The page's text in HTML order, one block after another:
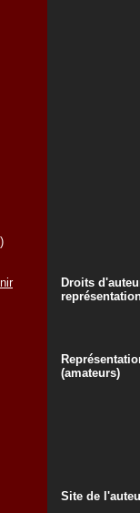
Droits
(amateurs)
Site de